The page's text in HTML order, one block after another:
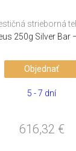
strieborná
250g Silver Bar
Objednať
5 - 7 dní
616,32 €